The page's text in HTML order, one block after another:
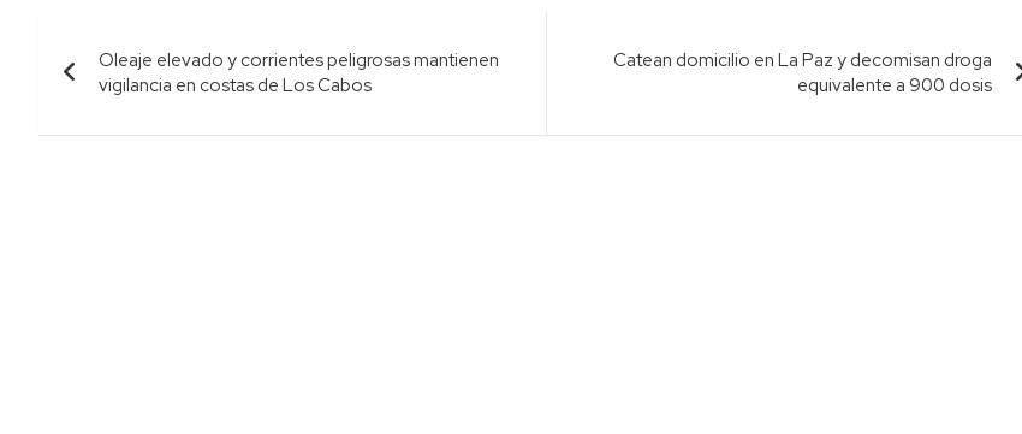
Navegación
de
entradas
Oleaje elevado y corrientes peligrosas mantienen
vigilancia en costas de Los Cabos
Catean domicilio en La Paz y decomisan droga
equivalente a 900 dosis